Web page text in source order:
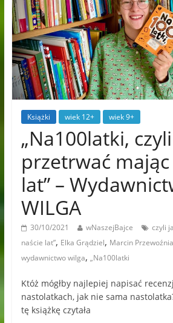
Książki wiek 12+ wiek 9+
„Na100latki,
przetrwać
lat” –
WILGA
30/10/2021 wNaszejBajce
czyli
naście lat”, Elka Grądziel, Marcin
wydawnictwo wilga, „Na100latki
Któż mógłby najlepiej napisać
nastolatkach, jak nie sama
tę książkę czytała